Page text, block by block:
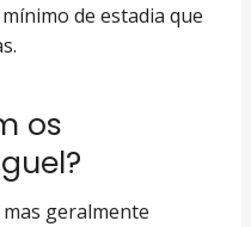
de estadia que
os
geralmente